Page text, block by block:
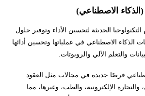
الحديثة لتحسين الأداء وتوفير حلول
الذكاء الاصطناعي في عملياتها وتحسين أدائها
والتعلم الآلي والروبوتات.
فرصًا جديدة في مجالات مثل العقود
والتجارة الإلكترونية، والطب، وغيرها، مما